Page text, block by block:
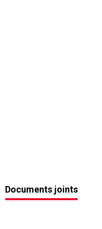
Documents joints